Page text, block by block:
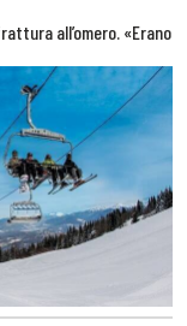
all’omero. «Erano